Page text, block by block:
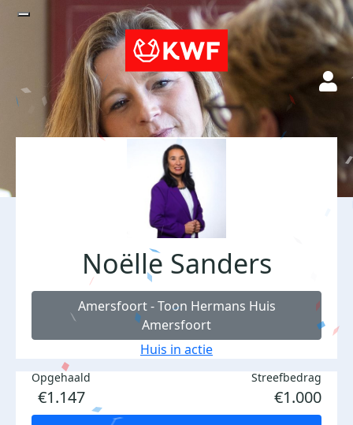
Noëlle Sanders
Amersfoort - Toon Hermans Huis
Amersfoort
Huis in actie
Opgehaald
€1.147
Streefbedrag
€1.000